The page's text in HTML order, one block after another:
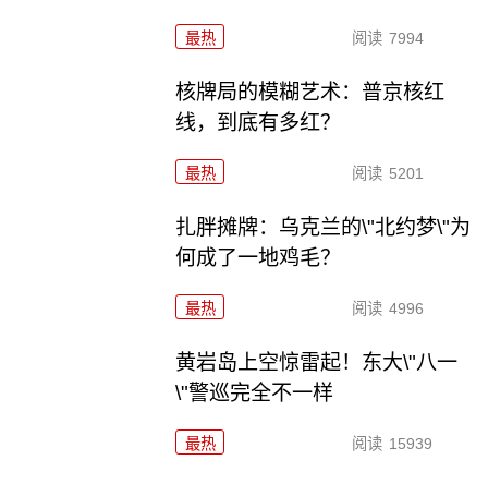
最热 阅读 7994
核牌局的模糊艺术：普京核红
线，到底有多红？
最热 阅读 5201
扎胖摊牌：乌克兰的\"北约梦\"为
何成了一地鸡毛？
最热 阅读 4996
黄岩岛上空惊雷起！东大\"八一
\"警巡完全不一样
最热 阅读 15939